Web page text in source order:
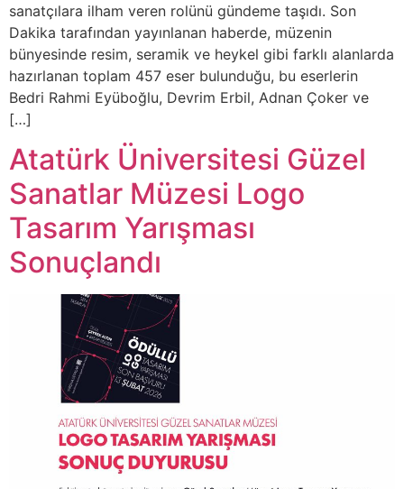
sanatçılara ilham veren rolünü gündeme taşıdı. Son
Dakika tarafından yayınlanan haberde, müzenin
bünyesinde resim, seramik ve heykel gibi farklı alanlarda
hazırlanan toplam 457 eser bulunduğu, bu eserlerin
Bedri Rahmi Eyüboğlu, Devrim Erbil, Adnan Çoker ve
[…]
Atatürk Üniversitesi Güzel
Sanatlar Müzesi Logo
Tasarım Yarışması
Sonuçlandı